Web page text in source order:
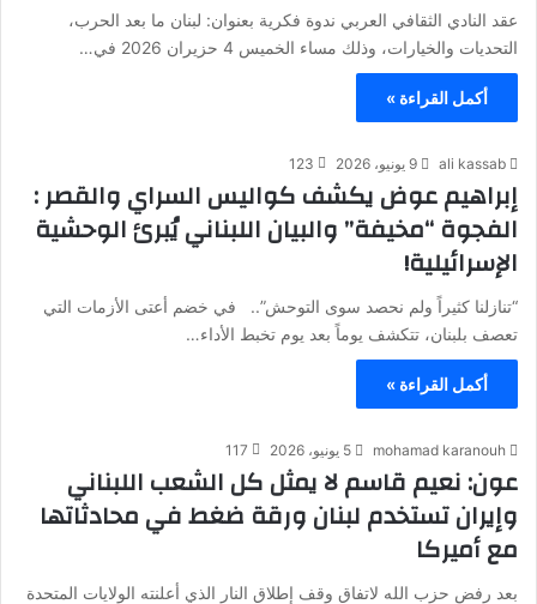
عقد النادي الثقافي العربي ندوة فكرية بعنوان: لبنان ما بعد الحرب،
التحديات والخيارات، وذلك مساء الخميس 4 حزيران 2026 في…
أكمل القراءة »
ali kassab 9 يونيو، 2026 123
إبراهيم عوض يكشف كواليس السراي والقصر :
الفجوة “مخيفة” والبيان اللبناني يُبرئ الوحشية
الإسرائيلية!
“تنازلنا كثيراً ولم نحصد سوى التوحش”.. في خضم أعتى الأزمات التي
تعصف بلبنان، تتكشف يوماً بعد يوم تخبط الأداء…
أكمل القراءة »
mohamad karanouh 5 يونيو، 2026 117
عون: نعيم قاسم لا يمثل كل الشعب اللبناني
وإيران تستخدم لبنان ورقة ضغط في محادثاتها
مع أميركا
بعد رفض حزب الله لاتفاق وقف إطلاق النار الذي أعلنته الولايات المتحدة